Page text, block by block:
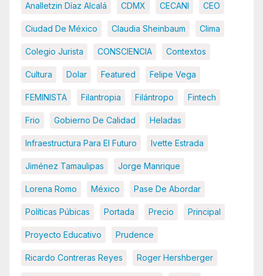
Analletzin Díaz Alcalá CDMX CECANI CEO
Ciudad De México Claudia Sheinbaum Clima
Colegio Jurista CONSCIENCIA Contextos
Cultura Dolar Featured Felipe Vega
FEMINISTA Filantropia Filántropo Fintech
Frio Gobierno De Calidad Heladas
Infraestructura Para El Futuro Ivette Estrada
Jiménez Tamaulipas Jorge Manrique
Lorena Romo México Pase De Abordar
Políticas Púbicas Portada Precio Principal
Proyecto Educativo Prudence
Ricardo Contreras Reyes Roger Hershberger